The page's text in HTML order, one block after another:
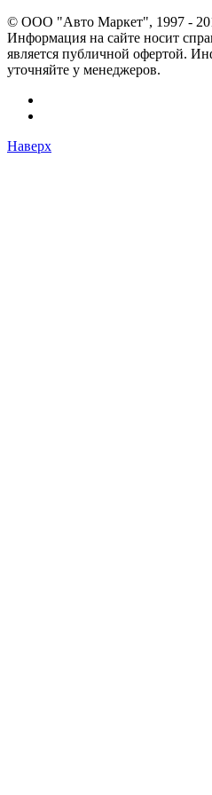
© OOO "Авто Маркет", 1997 -
Информация на сайте носит
является публичной офертой.
уточняйте у менеджеров.
Наверх